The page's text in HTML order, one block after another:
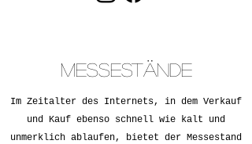
Messestände
Im Zeitalter des Internets, in dem Verkauf
und Kauf ebenso schnell wie kalt und
unmerklich ablaufen, bietet der Messestand